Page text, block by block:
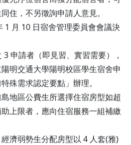
住，不另徵詢申請人意見。
1 月 10 日宿舍管理委員會會議決
3 申請者（即見習、實習需要），
明交通大學陽明校區學生宿舍申
殊需求認定要點」辦理。
地區公費生所選擇住宿房型如超
上限者，應向住宿服務一組補繳
濟弱勢生分配房型以 4 人套(雅)